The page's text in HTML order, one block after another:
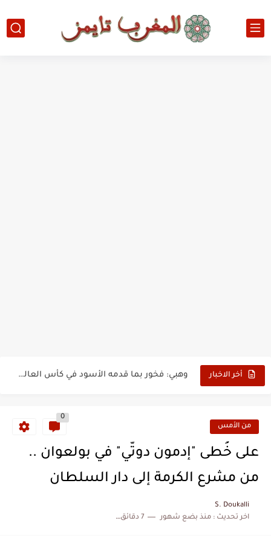
أخر الاخبار وهبي: فخور بما قدمه الأسود في كأس العالم.. والإقصاء لن...
نزهة بدوان.. أسطورة مغربية خلدت اسمها في تاريخ ألعاب القوى
الحرب الهولندية المغربية (1775-1777)
من الأمس
0
على خُطى "إدمون دوتّي" في بولعوان ..
من مشرع الكرمة إلى دار السلطان
S. Doukalli
اخر تحديث :منذ بضع شهور 7 دقائق للقراءة